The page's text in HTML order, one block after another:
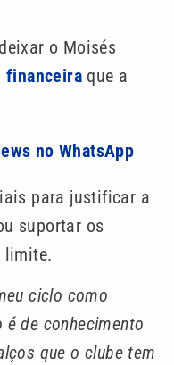
o Moisés
financeira que a
no WhatsApp
para justificar a
suportar os
limite.
ciclo como
de conhecimento
que o clube tem